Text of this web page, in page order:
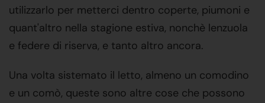
utilizzarlo per metterci dentro coperte, piumoni e
quant'altro nella stagione estiva, nonchè lenzuola
e federe di riserva, e tanto altro ancora.
Una volta sistemato il letto, almeno un comodino
e un comò, queste sono altre cose che possono